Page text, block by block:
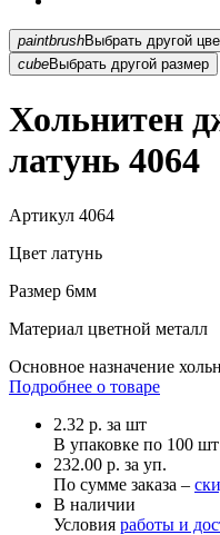
paintbrush
Выбрать
cubeВыбрать другой размер
Хольнитен
латунь 4064
Артикул 4064
Цвет латунь
Размер 6мм
Материал цветной металл
Основное назначение
Подробнее о товаре
2.32 р. за шт
В упаковке по 100 шт
232.00 р. за уп.
По сумме заказа –
В наличии
Условия работы и